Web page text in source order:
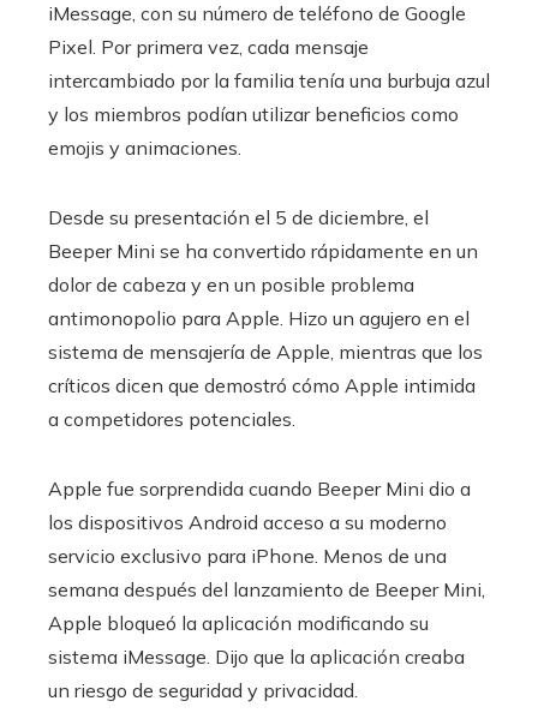
iMessage, con su número de teléfono de Google
Pixel. Por primera vez, cada mensaje
intercambiado por la familia tenía una burbuja azul
y los miembros podían utilizar beneficios como
emojis y animaciones.
Desde su presentación el 5 de diciembre, el
Beeper Mini se ha convertido rápidamente en un
dolor de cabeza y en un posible problema
antimonopolio para Apple. Hizo un agujero en el
sistema de mensajería de Apple, mientras que los
críticos dicen que demostró cómo Apple intimida
a competidores potenciales.
Apple fue sorprendida cuando Beeper Mini dio a
los dispositivos Android acceso a su moderno
servicio exclusivo para iPhone. Menos de una
semana después del lanzamiento de Beeper Mini,
Apple bloqueó la aplicación modificando su
sistema iMessage. Dijo que la aplicación creaba
un riesgo de seguridad y privacidad.